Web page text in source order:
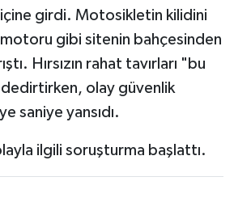
içine girdi. Motosikletin kilidini
motoru gibi sitenin bahçesinden
Hırsızın rahat tavırları "bu
dedirtirken, olay güvenlik
saniye yansıdı.
ilgili soruşturma başlattı.